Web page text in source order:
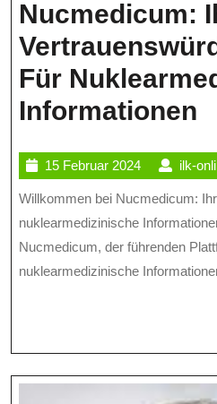
Nucmedicum:
Für
Informationen
15 Februar 202415
Februar
2024
ilk-
Willkommen bei Nucmedicum: Ihre Quelle für
nuklearmedizinische
Nucmedicum, der führenden
nuklearmedizinische